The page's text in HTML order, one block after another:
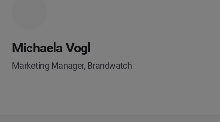
Michaela Vogl
Marketing Manager, Brandwatch